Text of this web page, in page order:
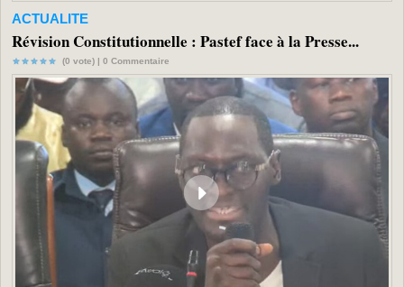
ACTUALITE
Révision Constitutionnelle : Pastef face à la Presse...
(0 vote) | 0 Commentaire